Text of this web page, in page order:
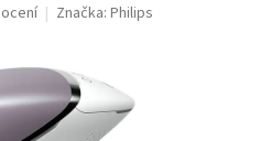
Značka: Philips